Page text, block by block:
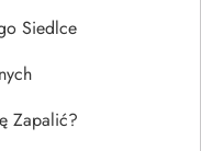
Siedlce
Zapalić?